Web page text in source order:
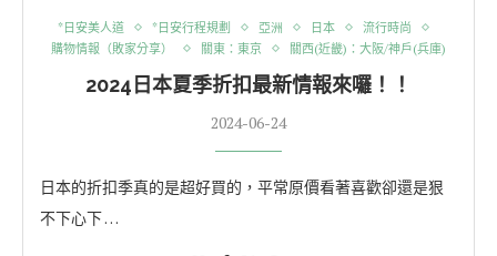
*日安美人道 *日安行程規劃 亞洲 日本
流行時尚
購物情報（敗家分享）
關東：東京 關西(近畿)：大阪/神戶(兵庫)
2024日本夏季折扣最新情報來囉！！
2024-06-24
日本的折扣季真的是超好買的，平常原價看著喜歡卻還是狠
不下心下 …